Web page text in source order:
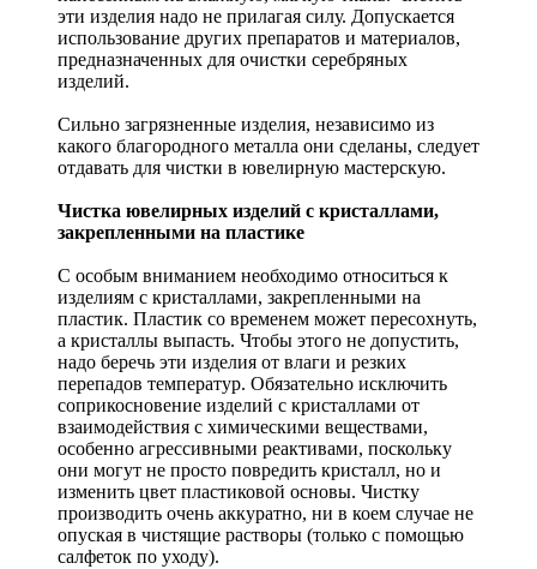
эти изделия надо не прилагая силу. Допускается
использование других препаратов и материалов,
предназначенных для очистки серебряных
изделий.
Сильно загрязненные изделия, независимо из
какого благородного металла они сделаны, следует
отдавать для чистки в ювелирную мастерскую.
Чистка ювелирных изделий с кристаллами,
закрепленными на пластике
С особым вниманием необходимо относиться к
изделиям с кристаллами, закрепленными на
пластик. Пластик со временем может пересохнуть,
а кристаллы выпасть. Чтобы этого не допустить,
надо беречь эти изделия от влаги и резких
перепадов температур. Обязательно исключить
соприкосновение изделий с кристаллами от
взаимодействия с химическими веществами,
особенно агрессивными реактивами, поскольку
они могут не просто повредить кристалл, но и
изменить цвет пластиковой основы. Чистку
производить очень аккуратно, ни в коем случае не
опуская в чистящие растворы (только с помощью
салфеток по уходу).